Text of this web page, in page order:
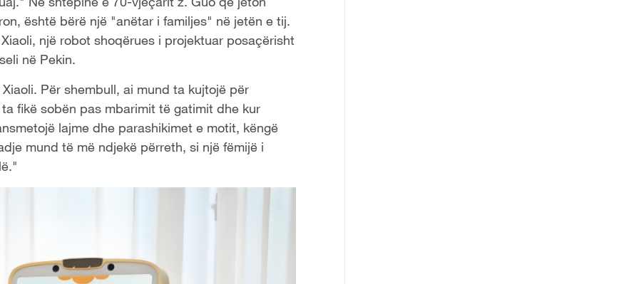
është bërë një "anëtar i familjes" në jetën e tij.
një robot shoqërues i projektuar posaçërisht
në Pekin.
Për shembull, ai mund ta kujtojë për
fikë sobën pas mbarimit të gatimit dhe kur
lajme dhe parashikimet e motit, këngë
mund të më ndjekë përreth, si një fëmijë i